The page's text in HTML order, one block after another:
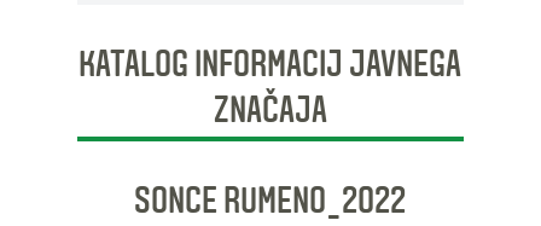
KATALOG INFORMACIJ JAVNEGA
ZNAČAJA
SONCE RUMENO_2022